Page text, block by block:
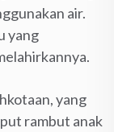
air.
yang
yang
rambut anak